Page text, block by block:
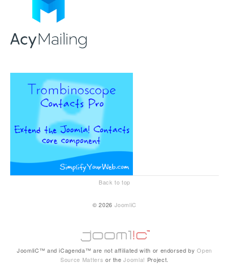
Back to top
© 2026 JoomliC
JoomliC™ and iCagenda™ are not affiliated with or endorsed byOpen
Source Matters or theJoomla! Project.